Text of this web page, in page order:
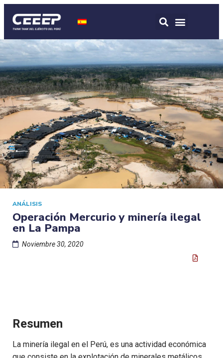
ANÁLISIS
Operación Mercurio y minería ilegal
en La Pampa
Noviembre 30, 2020
Resumen
La minería ilegal en el Perú, es una actividad económica